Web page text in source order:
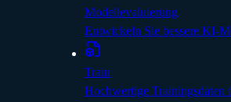
Modellevaluierung
Entwickeln Sie bessere KI-
Train
Hochwertige Trainingsdaten